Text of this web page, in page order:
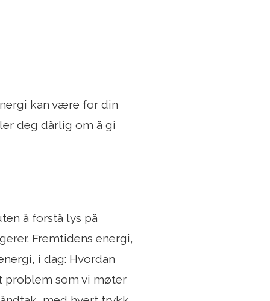
kan være for din
deg dårlig om å gi
å forstå lys på
Fremtidens energi,
i dag: Hvordan
problem som vi møter